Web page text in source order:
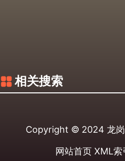
相关搜索
Copyright © 2024 龙
网站首页 XML索